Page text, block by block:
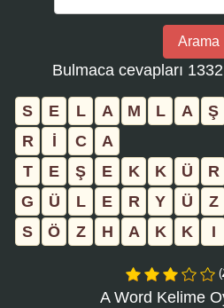
ve
Arama
Bulmaca cevapları
S E L A M L A Ş
R
İ C
A
T
E Ş E K K Ü
R
G
Ü L E R Y Ü
Z
S
Ö Z H A K K I
(
A Word Kelime